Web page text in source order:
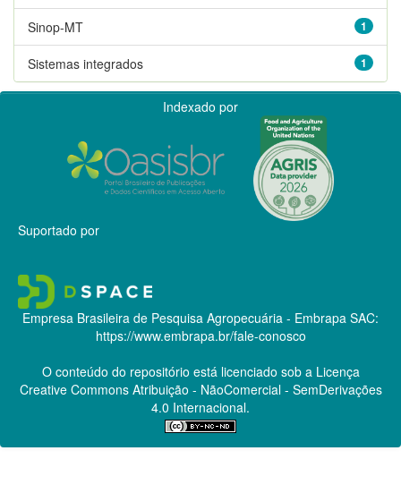
1
Sinop-MT
1
Sistemas integrados
Indexado por
Suportado por
Empresa Brasileira de Pesquisa Agropecuária - Embrapa SAC:
https://www.embrapa.br/fale-conosco
O conteúdo do repositório está licenciado sob a Licença
Creative CommonsAtribuição - NãoComercial - SemDerivações
4.0 Internacional.